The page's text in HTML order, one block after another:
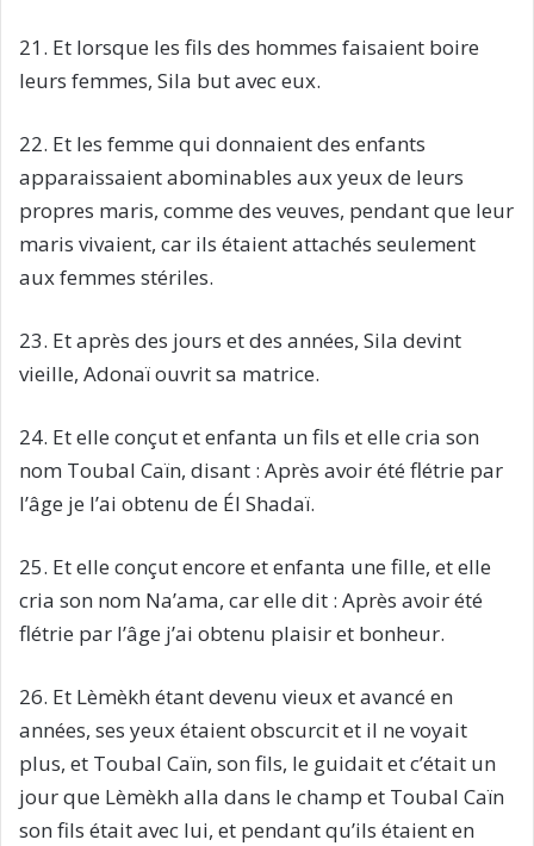
21. Et lorsque les fils des hommes faisaient boire
leurs femmes, Sila but avec eux.
22. Et les femme qui donnaient des enfants
apparaissaient abominables aux yeux de leurs
propres maris, comme des veuves, pendant que leur
maris vivaient, car ils étaient attachés seulement
aux femmes stériles.
23. Et après des jours et des années, Sila devint
vieille, Adonaï ouvrit sa matrice.
24. Et elle conçut et enfanta un fils et elle cria son
nom Toubal Caïn, disant : Après avoir été flétrie par
l’âge je l’ai obtenu de Él Shadaï.
25. Et elle conçut encore et enfanta une fille, et elle
cria son nom Na’ama, car elle dit : Après avoir été
flétrie par l’âge j’ai obtenu plaisir et bonheur.
26. Et Lèmèkh étant devenu vieux et avancé en
années, ses yeux étaient obscurcit et il ne voyait
plus, et Toubal Caïn, son fils, le guidait et c’était un
jour que Lèmèkh alla dans le champ et Toubal Caïn
son fils était avec lui, et pendant qu’ils étaient en